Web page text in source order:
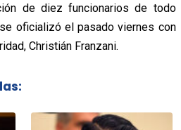
de diez funcionarios de todo
oficializó el pasado viernes con
Christián Franzani.